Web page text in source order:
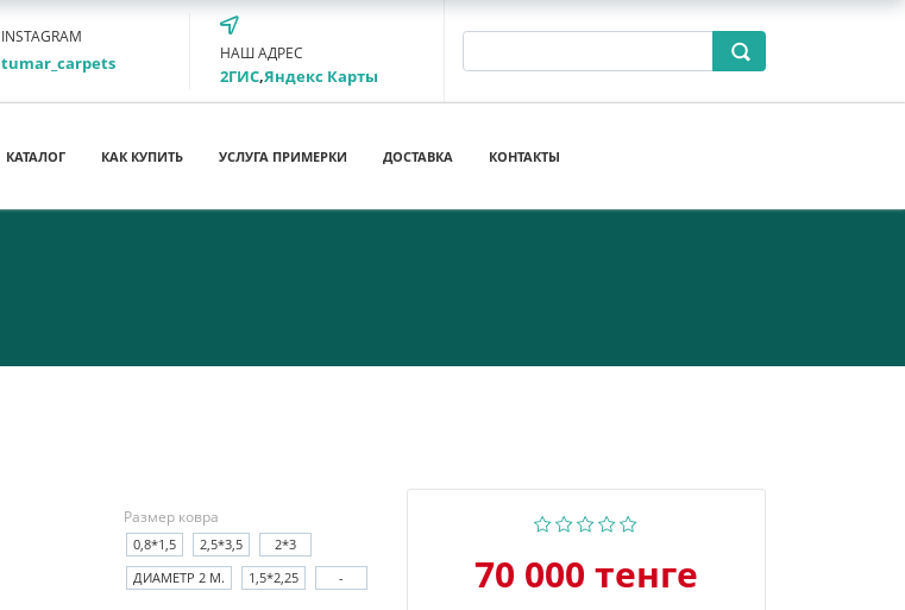
INSTAGRAM
tumar_carpets НАШ АДРЕС
2ГИС,Яндекс Карты
КАТАЛОГ КАК КУПИТЬ УСЛУГА ПРИМЕРКИ ДОСТАВКА КОНТАКТЫ
Размер ковра
0,8*1,5 2,5*3,5
2*3
ДИАМЕТР 2 М.
1,5*2,25 - 70 000 тенге